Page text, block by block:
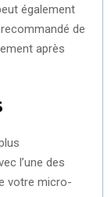
également
de
après
l’une des
votre micro-